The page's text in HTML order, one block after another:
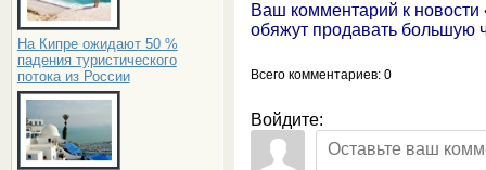
На Кипре ожидают 50 %
падения туристического
потока из России
Ваш комментарий к
обяжут продавать большую
Всего комментариев: 0
Войдите: